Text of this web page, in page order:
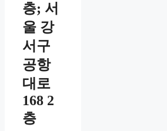
층; 서
울 강
서구
공항
대로
168 2
층